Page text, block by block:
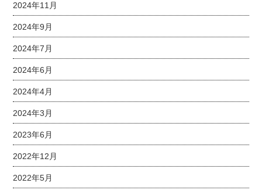
2024年11月
2024年9月
2024年7月
2024年6月
2024年4月
2024年3月
2023年6月
2022年12月
2022年5月